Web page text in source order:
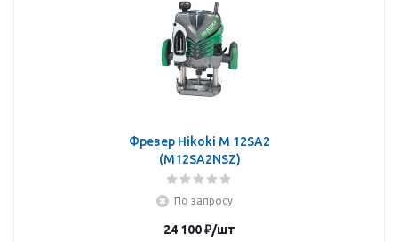
Фрезер Hikoki M 12SA2
(M12SA2NSZ)
По запросу
24 100₽/шт